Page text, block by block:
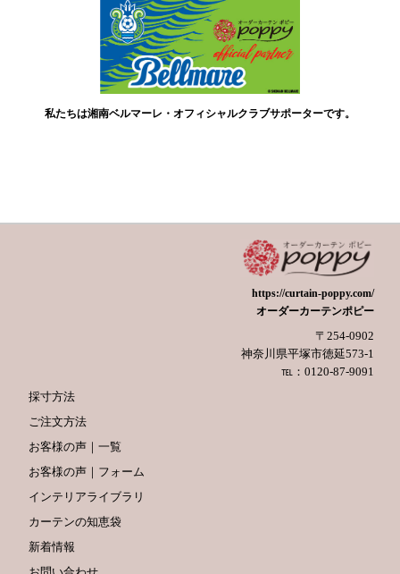
私たちは湘南ベルマーレ・オフィシャルクラブサポーターです。
https://curtain-poppy.com/
オーダーカーテンポピー
〒254-0902
神奈川県平塚市徳延573-1
℡：0120-87-9091
採寸方法
ご注文方法
お客様の声｜一覧
お客様の声｜フォーム
インテリアライブラリ
カーテンの知恵袋
新着情報